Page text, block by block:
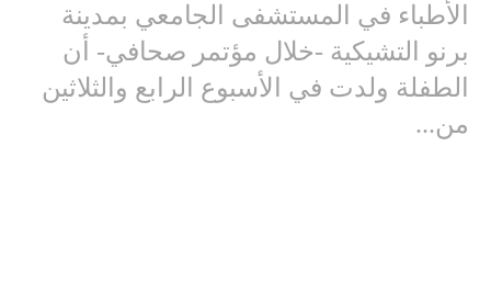
الأطباء في المستشفى الجامعي بمدينة
برنو التشيكية -خلال مؤتمر صحافي- أن
الطفلة ولدت في الأسبوع الرابع والثلاثين
من...